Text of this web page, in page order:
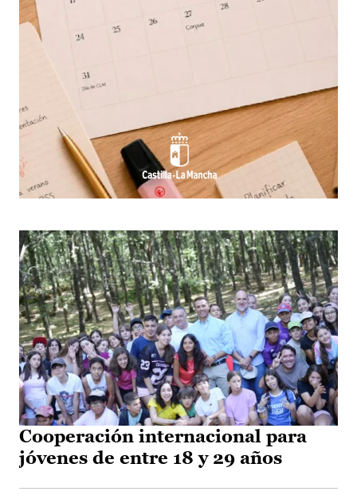
Cooperación internacional para
jóvenes de entre 18 y 29 años